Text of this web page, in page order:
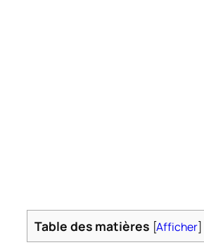
Table des matières [Afficher]